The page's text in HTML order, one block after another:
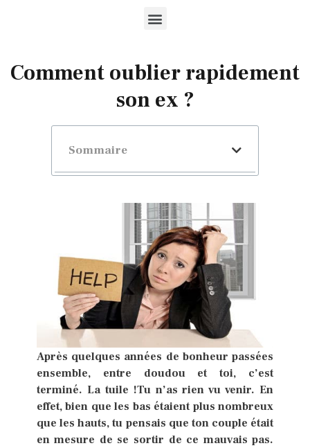
Comment oublier rapidement
son ex ?
Sommaire
Après quelques années de bonheur passées
ensemble, entre doudou et toi, c’est
terminé. La tuile !Tu n’as rien vu venir. En
effet, bien que les bas étaient plus nombreux
que les hauts, tu pensais que ton couple était
en mesure de se sortir de ce mauvais pas.